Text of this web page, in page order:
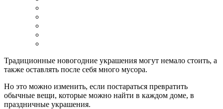
Традиционные новогодние украшения могут немало стоить, а
также оставлять после себя много мусора.
Но это можно изменить, если постараться превратить
обычные вещи, которые можно найти в каждом доме, в
праздничные украшения.